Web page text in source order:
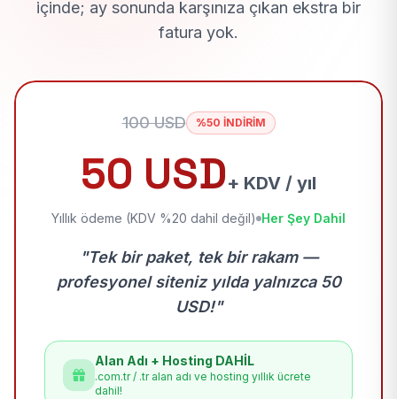
içinde; ay sonunda karşınıza çıkan ekstra bir
fatura yok.
100 USD %50 İNDİRİM
50 USD+ KDV / yıl
Yıllık ödeme (KDV %20 dahil değil) Her Şey Dahil
"Tek bir paket, tek bir rakam —
profesyonel siteniz yılda yalnızca 50
USD!"
Alan Adı + Hosting DAHİL
.com.tr / .tr alan adı ve hosting yıllık ücrete
dahil!